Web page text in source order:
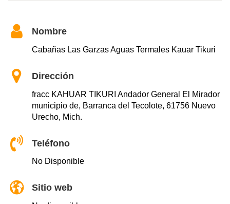
Nombre
Cabañas Las Garzas Aguas Termales Kauar Tikuri
Dirección
fracc KAHUAR TIKURI Andador General El Mirador
municipio de, Barranca del Tecolote, 61756 Nuevo
Urecho, Mich.
Teléfono
No Disponible
Sitio web